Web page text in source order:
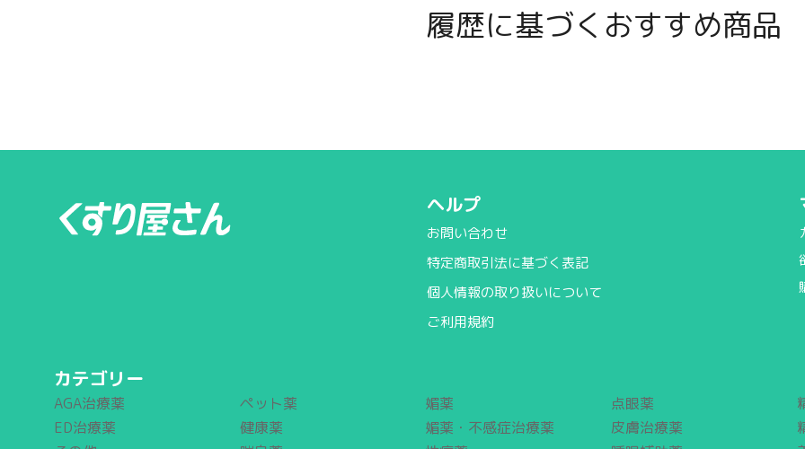
履歴に基づくおすすめ商品
ヘルプ
お問い合わせ
特定商取引法に基づく表記
個人情報の取り扱いについて
ご利用規約
カテゴリー
AGA治療薬
ED治療薬
ペット薬
健康薬
媚薬
媚薬・不感症治療薬
点眼薬
皮膚治療薬